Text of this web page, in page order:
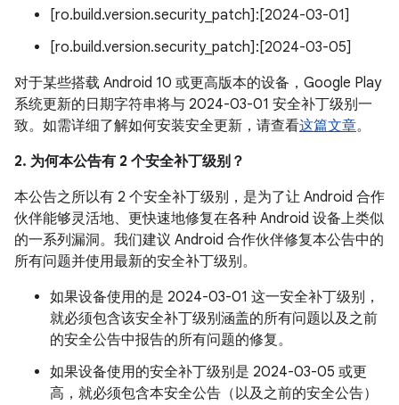
[ro.build.version.security_patch]:[2024-03-01]
[ro.build.version.security_patch]:[2024-03-05]
对于某些搭载 Android 10 或更高版本的设备，Google Play
系统更新的日期字符串将与 2024-03-01 安全补丁级别一
致。如需详细了解如何安装安全更新，请查看这篇文章。
2. 为何本公告有 2 个安全补丁级别？
本公告之所以有 2 个安全补丁级别，是为了让 Android 合作
伙伴能够灵活地、更快速地修复在各种 Android 设备上类似
的一系列漏洞。我们建议 Android 合作伙伴修复本公告中的
所有问题并使用最新的安全补丁级别。
如果设备使用的是 2024-03-01 这一安全补丁级别，
就必须包含该安全补丁级别涵盖的所有问题以及之前
的安全公告中报告的所有问题的修复。
如果设备使用的安全补丁级别是 2024-03-05 或更
高，就必须包含本安全公告（以及之前的安全公告）